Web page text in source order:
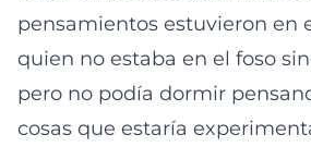
pensamientos estuvieron en
quien no estaba en el foso
pero no podía dormir
cosas que estaría